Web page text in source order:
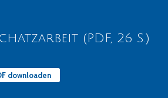
(PDF, 26 S.)
downloaden